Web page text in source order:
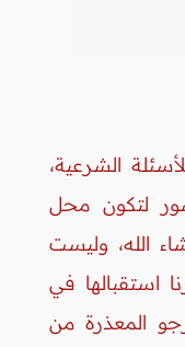
الشرعية،
لتكون محل
الله، وليست
استقبالها في
المعذرة من